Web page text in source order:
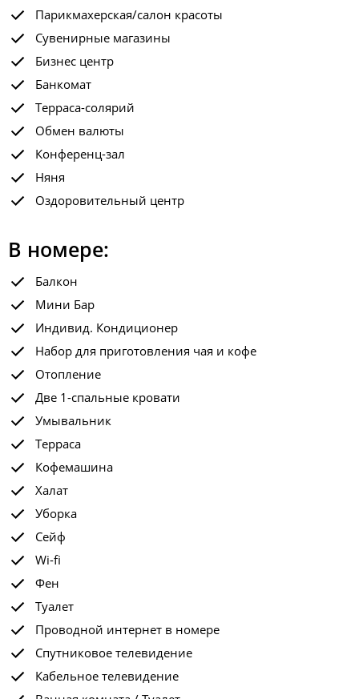
Парикмахерская/салон красоты
Сувенирные магазины
Бизнес центр
Банкомат
Терраса-солярий
Обмен валюты
Конференц-зал
Няня
Оздоровительный центр
В номере:
Балкон
Мини Бар
Индивид. Кондиционер
Набор для приготовления чая и кофе
Отопление
Две 1-спальные кровати
Умывальник
Терраса
Кофемашина
Халат
Уборка
Сейф
Wi-fi
Фен
Туалет
Проводной интернет в номере
Спутниковое телевидение
Кабельное телевидение